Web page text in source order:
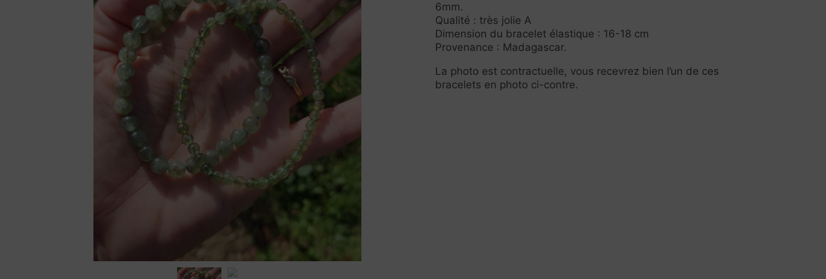
6mm.
Qualité : très jolie A
Dimension du bracelet élastique : 16-18 cm
Provenance : Madagascar.
La photo est contractuelle, vous recevrez bien l’un de ces
bracelets en photo ci-contre.